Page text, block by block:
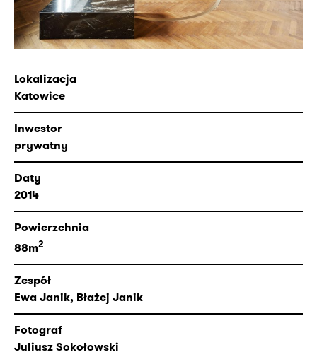
Lokalizacja
Katowice
Inwestor
prywatny
Daty
2014
Powierzchnia
88m2
Zespół
Ewa Janik, Błażej Janik
Fotograf
Juliusz Sokołowski